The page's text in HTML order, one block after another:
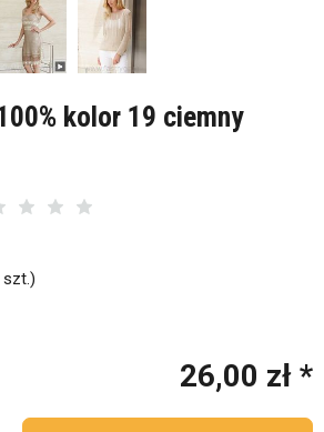
kolor 19 ciemny
szt.)
26,00 zł *